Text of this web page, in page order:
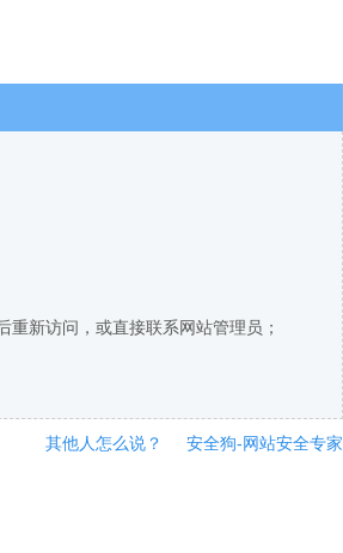
新访问，或直接联系网站管理员；
其他人怎么说？ 安全狗-网站安全专家